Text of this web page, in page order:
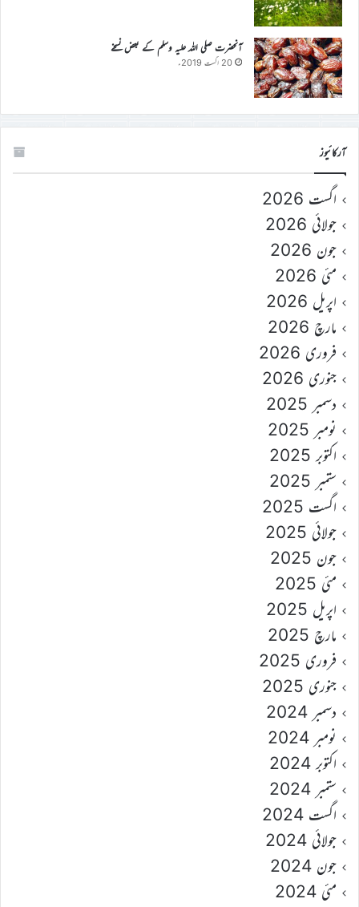
آنحضرت صلی اللہ علیہ وسلم کے بعض نسخے
20 اگست 2019ء
آرکائیوز
اگست 2026
جولائی 2026
جون 2026
مئی 2026
اپریل 2026
مارچ 2026
فروری 2026
جنوری 2026
دسمبر 2025
نومبر 2025
اکتوبر 2025
ستمبر 2025
اگست 2025
جولائی 2025
جون 2025
مئی 2025
اپریل 2025
مارچ 2025
فروری 2025
جنوری 2025
دسمبر 2024
نومبر 2024
اکتوبر 2024
ستمبر 2024
اگست 2024
جولائی 2024
جون 2024
مئی 2024